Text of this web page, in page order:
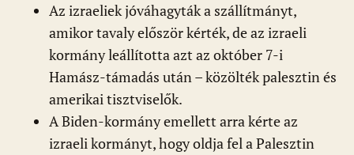
Az izraeliek jóváhagyták a szállítmányt,
amikor tavaly először kérték, de az izraeli
kormány leállította azt az október 7-i
Hamász-támadás után – közölték palesztin és
amerikai tisztviselők.
A Biden-kormány emellett arra kérte az
izraeli kormányt, hogy oldja fel a Palesztin